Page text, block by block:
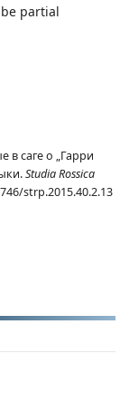
в саге о „Гарри
Studia Rossica
strp.2015.40.2.13
partial